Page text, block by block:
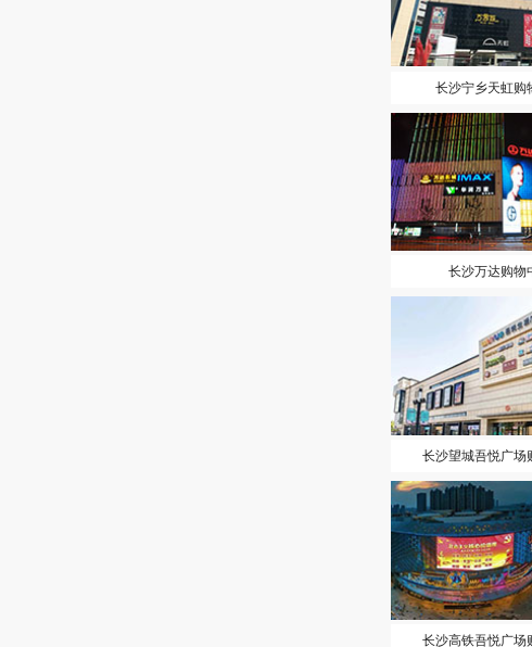
长沙宁乡天虹购
长沙万达购物
长沙望城吾悦广场
长沙高铁吾悦广场